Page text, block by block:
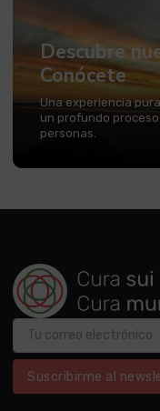
Descubre
Conócete
Una experiencia
un profundo
personas.
Suscribirme al